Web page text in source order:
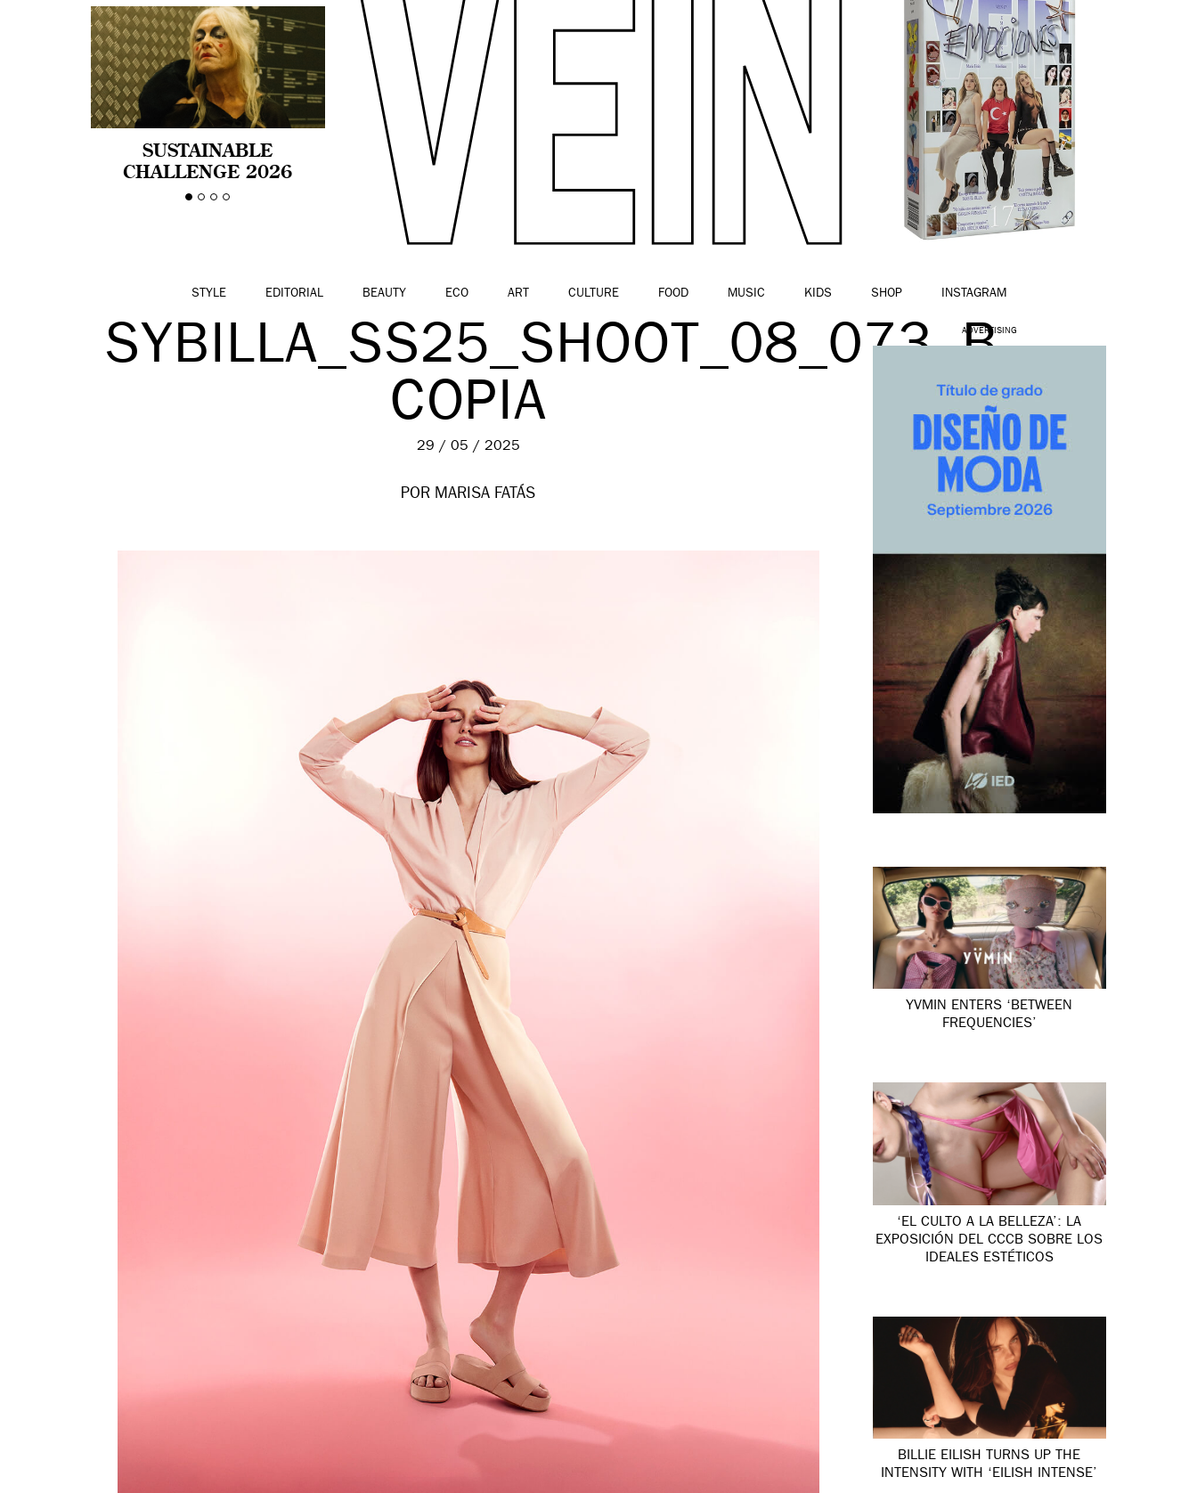
SUSTAINABLE
CHALLENGE 2026
CELEBRA LA
STYLE EDITORIAL BEAUTY ECO ART CULTURE FOOD MUSIC KIDS SHOP INSTAGRAM
SYBILLA_SS25_SHOOT_08_073_B
COPIA
29 / 05 / 2025
POR MARISA FATÁS
ADVERTISING
YVMIN ENTERS ‘BETWEEN
FREQUENCIES’
‘EL CULTO A LA BELLEZA’: LA
EXPOSICIÓN DEL CCCB SOBRE LOS
IDEALES ESTÉTICOS
BILLIE EILISH TURNS UP THE
INTENSITY WITH ‘EILISH INTENSE’